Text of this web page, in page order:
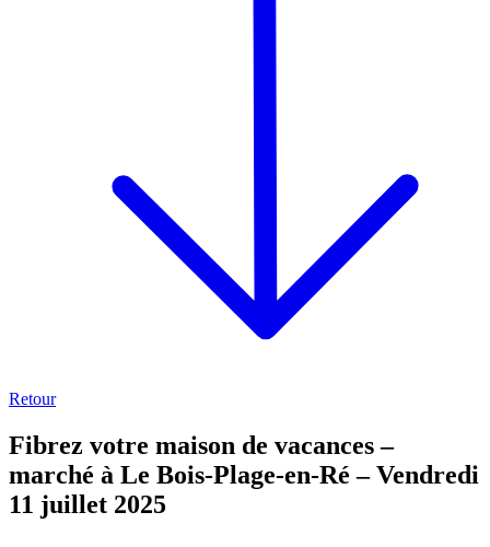
Retour
Fibrez votre maison de vacances –
marché à Le Bois-Plage-en-Ré – Vendredi
11 juillet 2025